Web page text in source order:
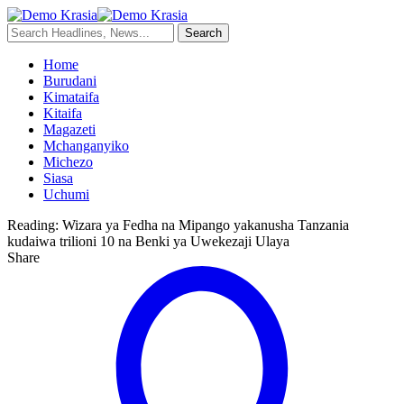
Home
Burudani
Kimataifa
Kitaifa
Magazeti
Mchanganyiko
Michezo
Siasa
Uchumi
Reading: Wizara ya Fedha na Mipango yakanusha Tanzania
kudaiwa trilioni 10 na Benki ya Uwekezaji Ulaya
Share